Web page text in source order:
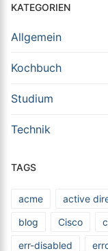
KATEGORIEN
Allgemein
Kochbuch
Studium
Technik
TAGS
acme active
blog
Cisco
err-disabled